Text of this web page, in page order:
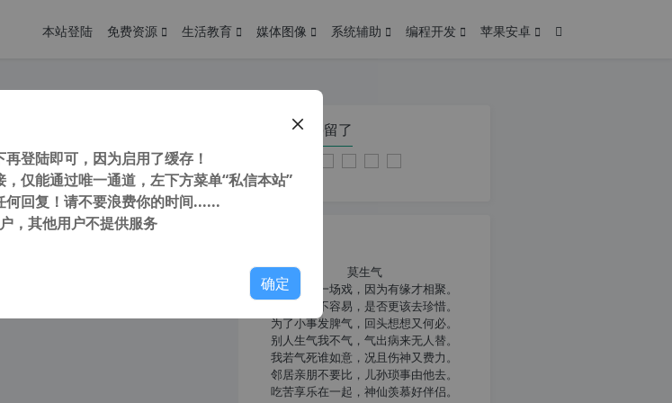
本站登陆 免费资源 生活教育 媒体图像 系统辅助 编程开发 苹果安卓
中文版64位 独家直装补丁 附安装教程
注意： 由于网站空间位于国
您在本页停留了
莫生气
人生就像一场戏，因为有缘才相聚。
相扶到老不容易，是否更该去珍惜。
为了小事发脾气，回头想想又何必。
别人生气我不气，气出病来无人替。
我若气死谁如意，况且伤神又费力。
邻居亲朋不要比，儿孙琐事由他去。
吃苦享乐在一起，神仙羡慕好伴侣。
登陆即可，因为启用了缓存！
仅能通过唯一通道，左下方菜单“私信本站”
回复！请不要浪费你的时间......
，其他用户不提供服务
确定